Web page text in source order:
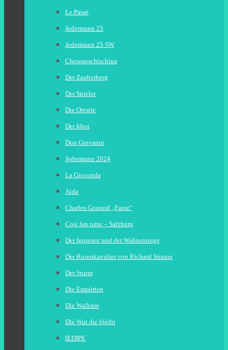
Le Passè
Jedermann 25
Jedermann 25 SW
Chowanschtschina
Der Zauberberg
Der Spieler
Die Orestie
Der Idiot
Don Giovanni
Jedermann 2024
La Gioconda
Aida
Charles Gounod „Faust“
Cosi fan tutte – Salzburg
Der Ignorant und der Wahnsinnige
Der Rosenkavalier von Richard Strauss
Der Sturm
Die Empörten
Die Walküre
Die Wut die bleibt
ŒDIPE